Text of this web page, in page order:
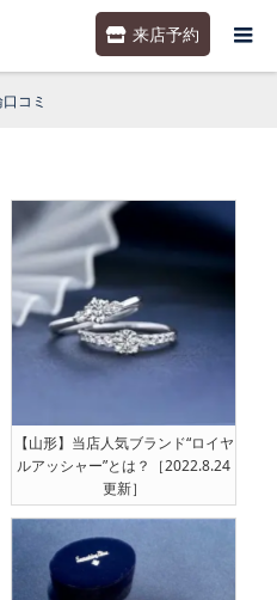
来店予約
コミ
【山形】当店人気ブランド“ロイヤ
ルアッシャー”とは？［2022.8.24
更新］